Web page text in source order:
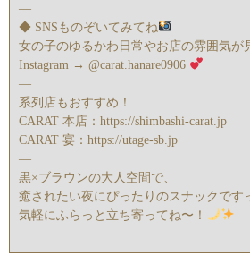
—
◆ SNSものぞいてみてね
女の子のゆるかわ日常やお店の雰囲気が
Instagram → @carat.hanare0906
—
系列店もおすすめ！
CARAT 本店：https://shimbashi-carat.jp
CARAT 宴：https://utage-sb.jp
—
黒×ブラウンの大人空間で、
癒されたい夜にぴったりのスナックです
気軽にふらっと立ち寄ってね〜！